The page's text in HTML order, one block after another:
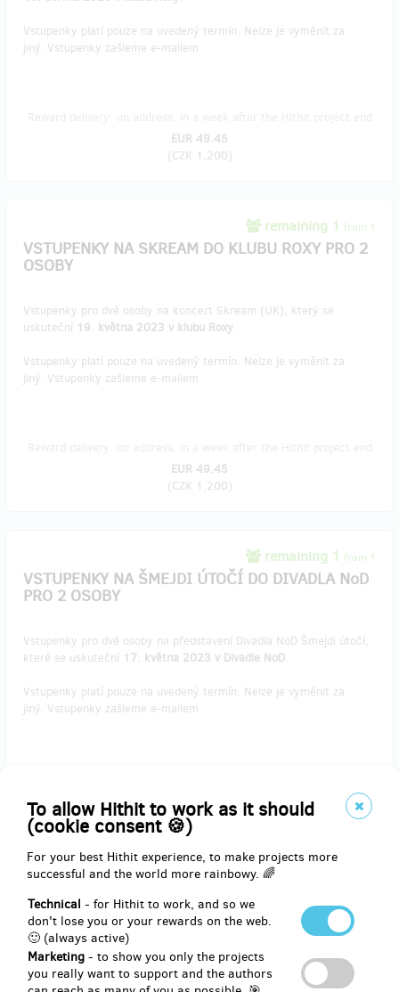
To allow Hithit to work as it should
(cookie consent 🍪)
For your best Hithit experience, to make projects more
successful and the world more rainbowy. 🌈
Technical - for Hithit to work, and so we
don't lose you or your rewards on the web.
🙂 (always active)
Marketing - to show you only the projects
you really want to support and the authors
Vstupenky platí pouze na uvedený termín. Nelze je vyměnit za
jiný. Vstupenky zašleme e-mailem.
EUR 49.45
(CZK 1,200)
remaining 1 from 1
VSTUPENKY NA SKREAM DO KLUBU ROXY PRO 2
OSOBY
Vstupenky pro dvě osoby na koncert Skream (UK), který se
uskuteční 19. května 2023 v klubu Roxy.
Vstupenky platí pouze na uvedený termín. Nelze je vyměnit za
jiný. Vstupenky zašleme e-mailem.
EUR 49.45
(CZK 1,200)
remaining 1 from 1
VSTUPENKY NA ŠMEJDI ÚTOČÍ DO DIVADLA NoD
PRO 2 OSOBY
Vstupenky pro dvě osoby na představení Divadla NoD Šmejdi útočí,
které se uskuteční 17. května 2023 v Divadle NoD.
Vstupenky platí pouze na uvedený termín. Nelze je vyměnit za
jiný. Vstupenky zašleme e-mailem.
EUR 61.82
(CZK 1,500)
VSTUPENKY NA UNDERGROUND COMEDY CLUB
DO DIVADLA NoD PRO 2 OSOBY
Vstupenky pro dvě osoby na show Undergroung Comedy Club, která
se uskuteční18. května 2023 v Divadle NoD.